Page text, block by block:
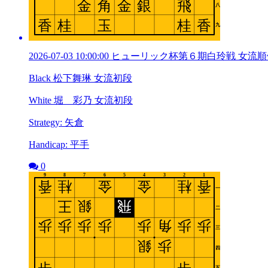
2026-07-03 10:00:00 ヒューリック杯第６期白玲戦 女流
Black 松下舞琳 女流初段
White 堀 彩乃 女流初段
Strategy: 矢倉
Handicap: 平手
0